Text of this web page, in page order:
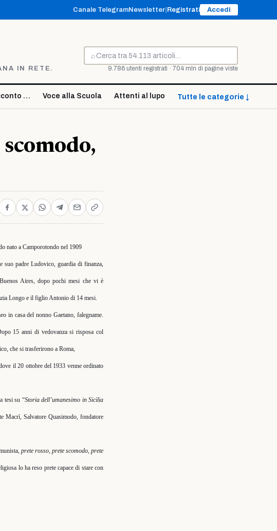
Canale TelegramNewsletter Registrati Accedi
IN RETE.
⌕
Cerca
9.786 utenti registrati · 704 mln di pagine viste
… Voce alla Scuola Attenti al lupo Tutte le categorie ↓
nato a Camporotondo nel 1909
suo padre Ludovico, guardia di finanza,
Buenos Aires, dopo pochi mesi che vi è
Longo e il figlio Antonio di 14 mesi.
in casa del nonno Gaetano, falegname.
15 anni di vedovanza si risposa col
che si trasferirono a Roma,
il 20 ottobre del 1933 venne ordinato
tesi su “Storia dell’umanesimo in Sicilia
Macrì, Salvatore Quasimodo, fondatore
prete rosso, prete scomodo, prete
lo ha reso prete capace di stare con